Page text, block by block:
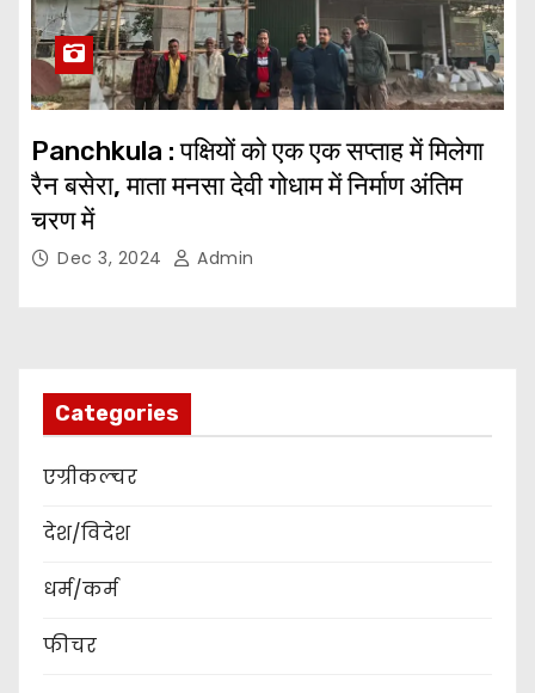
Panchkula : पक्षियों काे एक एक सप्ताह में मिलेगा
रैन बसेरा, माता मनसा देवी गोधाम में निर्माण अंतिम
चरण में
Dec 3, 2024 Admin
Categories
एग्रीकल्चर
देश/विदेश
धर्म/कर्म
फीचर